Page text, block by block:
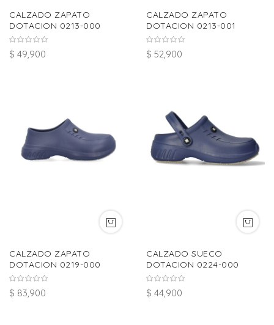
CALZADO ZAPATO
DOTACION 0213-000
$ 49,900
CALZADO ZAPATO
DOTACION 0213-001
$ 52,900
CALZADO ZAPATO
DOTACION 0219-000
$ 83,900
CALZADO SUECO
DOTACION 0224-000
$ 44,900